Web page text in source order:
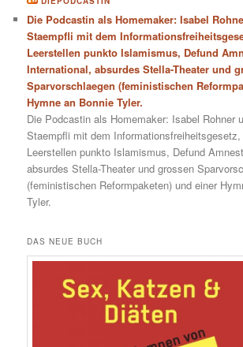
Die Podcastin als Homemaker: Isabel
Staempfli mit dem
Leerstellen punkto Islamismus, Defund
International, absurdes Stella-Theater und
Sparvorschlaegen (feministischen
Hymne an Bonnie Tyler.
Die Podcastin als Homemaker: Isabel Rohner
Staempfli mit dem
Leerstellen punkto Islamismus, Defund
absurdes Stella-Theater und grossen
(feministischen Reformpaketen) und einer
Tyler.
DAS NEUE BUCH